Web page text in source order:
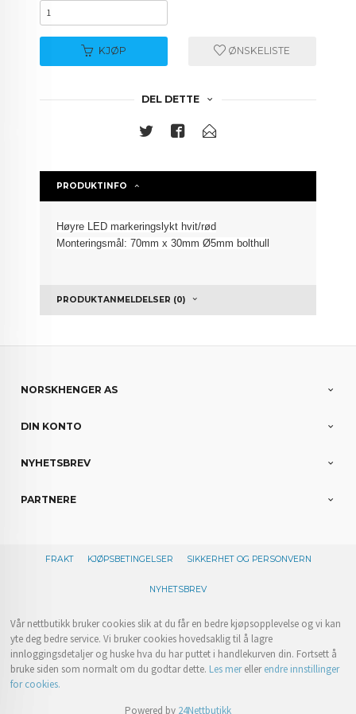
KJØP ØNSKELISTE
DEL DETTE
PRODUKTINFO
Høyre LED markeringslykt hvit/rød
Monteringsmål: 70mm x 30mm Ø5mm bolthull
PRODUKTANMELDELSER (0)
NORSKHENGER AS
DIN KONTO
NYHETSBREV
PARTNERE
FRAKT KJØPSBETINGELSER SIKKERHET OG PERSONVERN
NYHETSBREV
Vår nettbutikk bruker cookies slik at du får en bedre kjøpsopplevelse og vi kan
yte deg bedre service. Vi bruker cookies hovedsaklig til å lagre
innloggingsdetaljer og huske hva du har puttet i handlekurven din. Fortsett å
bruke siden som normalt om du godtar dette. Les merellerendre innstillinger
for cookies.
Powered by 24Nettbutikk